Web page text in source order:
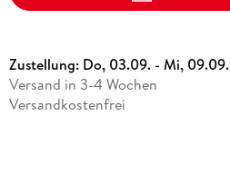
Zustellung: Do, 03.09. - Mi, 09.09.
Versand in 3-4 Wochen
Versandkostenfrei